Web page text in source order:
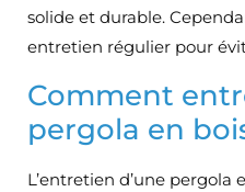
solide et durable.
entretien régulier pour
Comment
pergola en
L’entretien d’une pergola